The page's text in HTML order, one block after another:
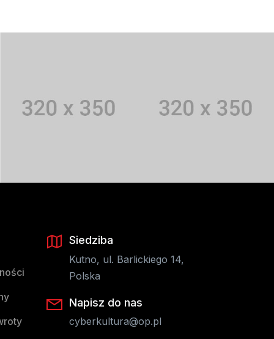
Siedziba
Kutno, ul. Barlickiego 14,
Polska
Napisz do nas
cyberkultura@op.pl